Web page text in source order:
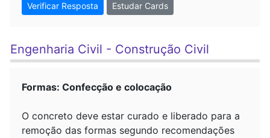
Verificar Resposta Estudar Cards
Engenharia Civil - Construção Civil
Formas: Confecção e colocação
O concreto deve estar curado e liberado para a
remoção das formas segundo recomendações